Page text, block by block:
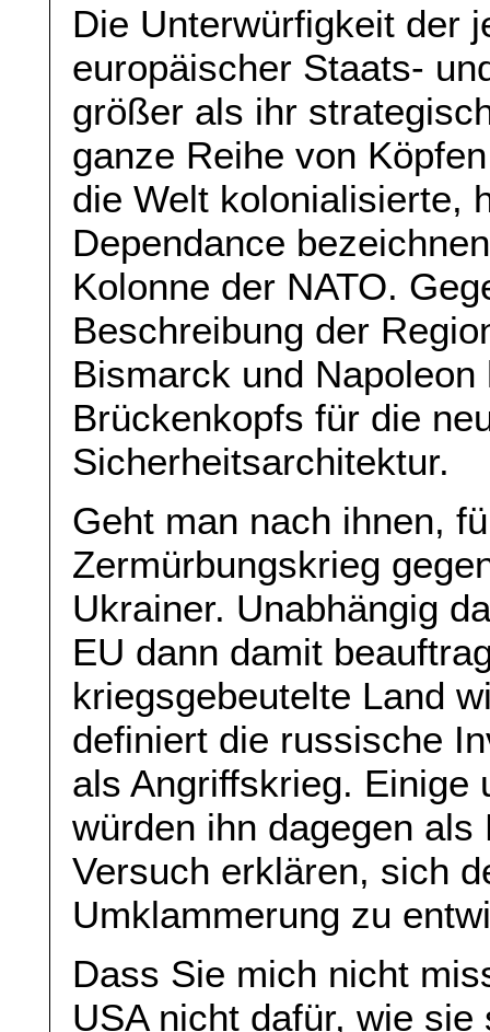
Die Unterwürfigkeit der
europäischer Staats-
größer als ihr
ganze Reihe von
die Welt kolonialisierte,
Dependance
Kolonne der NATO.
Beschreibung der
Bismarck und
Brückenkopfs für die
Sicherheitsarchitektur.
Geht man nach ihnen,
Zermürbungskrieg
Ukrainer. Unabhängig
EU dann damit
kriegsgebeutelte Land
definiert die russische
als Angriffskrieg. Einige
würden ihn dagegen
Versuch erklären, sich
Umklammerung zu
Dass Sie mich nicht
USA nicht dafür, wie